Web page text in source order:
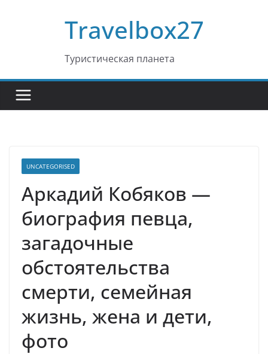
Travelbox27
Туристическая планета
UNCATEGORISED
Аркадий Кобяков —
биография певца,
загадочные
обстоятельства
смерти, семейная
жизнь, жена и дети,
фото